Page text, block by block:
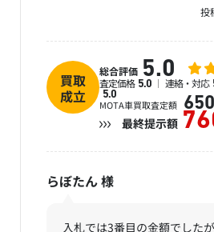
投
買取
成立
総合評価 5.0
査定価格 5.0 連絡・対応
5.0
MOTA車買取査定額 650
最終提示額
らぼたん様
入札では3番目の金額でした